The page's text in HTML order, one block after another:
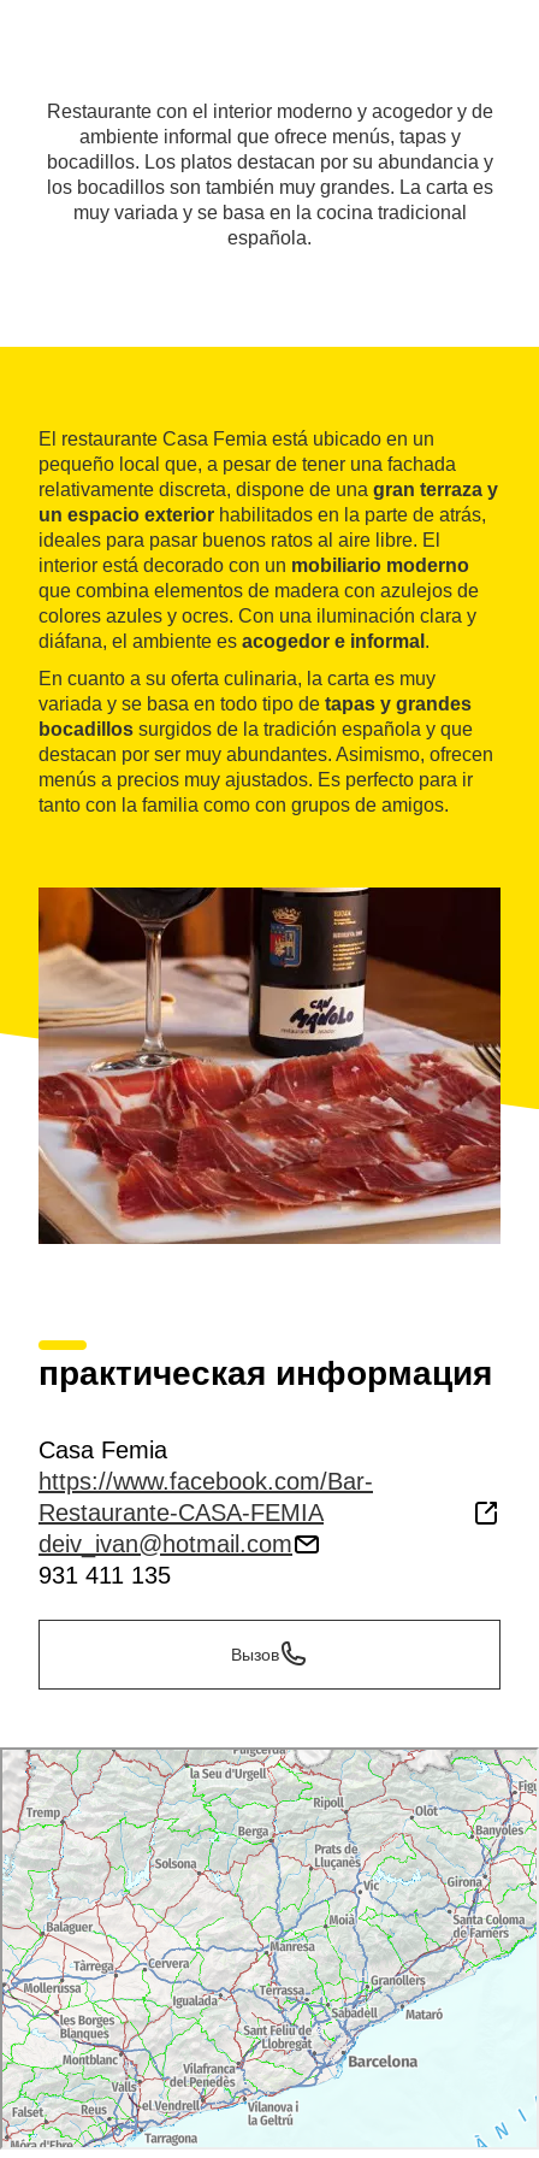
Restaurante con el interior moderno y acogedor y de
ambiente informal que ofrece menús, tapas y
bocadillos. Los platos destacan por su abundancia y
los bocadillos son también muy grandes. La carta es
muy variada y se basa en la cocina tradicional
española.
El restaurante Casa Femia está ubicado en un
pequeño local que, a pesar de tener una fachada
relativamente discreta, dispone de una gran terraza y
un espacio exterior habilitados en la parte de atrás,
ideales para pasar buenos ratos al aire libre. El
interior está decorado con un mobiliario moderno
que combina elementos de madera con azulejos de
colores azules y ocres. Con una iluminación clara y
diáfana, el ambiente es acogedor e informal .
En cuanto a su oferta culinaria, la carta es muy
variada y se basa en todo tipo de tapas y grandes
bocadillos surgidos de la tradición española y que
destacan por ser muy abundantes. Asimismo, ofrecen
menús a precios muy ajustados. Es perfecto para ir
tanto con la familia como con grupos de amigos.
практическая информация
Casa Femia
https://www.facebook.com/Bar-
Restaurante-CASA-FEMIA
deiv_ivan@hotmail.com
931 411 135
Вызов